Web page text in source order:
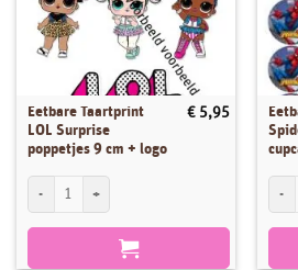
Eetbare Taartprint
LOL Surprise
poppetjes 9 cm + logo
€ 5,95
Eetbare Taartprint LOL Surprise poppetjes 9 cm +